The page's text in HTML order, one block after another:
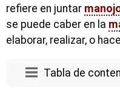
refiere en juntar
se puede caber en la
elaborar, realizar, o
Tabla de